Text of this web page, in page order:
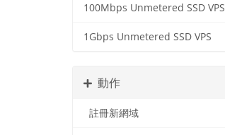
100Mbps Unmetered SSD VPS
1Gbps Unmetered SSD VPS
動作
註冊新網域